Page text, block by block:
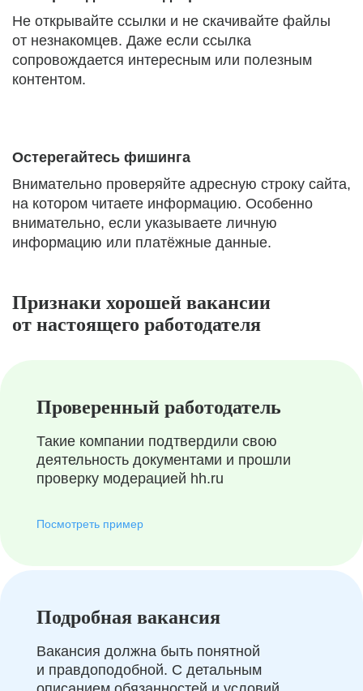
Не открывайте ссылки и не скачивайте файлы
от незнакомцев. Даже если ссылка
сопровождается интересным или полезным
контентом.
Остерегайтесь фишинга
Внимательно проверяйте адресную строку сайта,
на котором читаете информацию. Особенно
внимательно, если указываете личную
информацию или платёжные данные.
Признаки хорошей вакансии
от настоящего работодателя
Проверенный работодатель
Такие компании подтвердили свою
деятельность документами и прошли
проверку модерацией hh.ru
Посмотреть пример
Подробная вакансия
Вакансия должна быть понятной
и правдоподобной. С детальным